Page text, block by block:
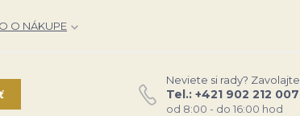
O NÁKUPE
Neviete si rady? Zavolajte.
Tel.: +421 902 212 007
od 8:00 - do 16:00 hod